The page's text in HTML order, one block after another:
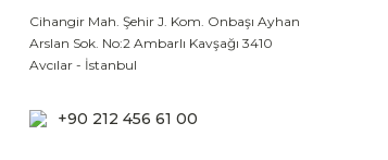
Cihangir Mah. Şehir J. Kom. Onbaşı Ayhan
Arslan Sok. No:2 Ambarlı Kavşağı 3410
Avcılar - İstanbul
+90 212 456 61 00